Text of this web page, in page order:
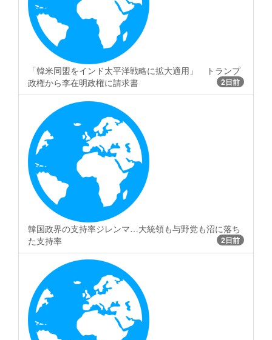
「韓米同盟をインド太平洋戦略に拡大適用」 トランプ
政権から李在明政権に請求書
2日前
韓国政界の支持率ジレンマ…大統領も与野党も沼に落ち
た支持率
2日前